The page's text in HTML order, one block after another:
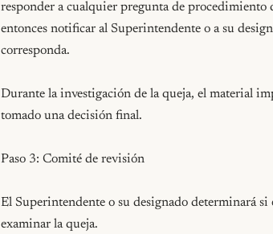
responder a cualquier pregunta de procedimiento
entonces notificar al Superintendente o a su
corresponda.
Durante la investigación de la queja, el material
tomado una decisión final.
Paso 3: Comité de revisión
El Superintendente o su designado determinará
examinar la queja.